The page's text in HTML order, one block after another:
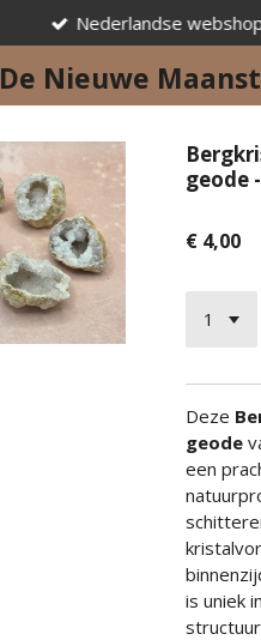
De Nieuwe
Nederlandse
geode
€ 4,00
Deze
geode
een
is uniek